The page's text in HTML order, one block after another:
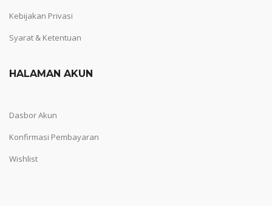
Kebijakan Privasi
Syarat & Ketentuan
HALAMAN AKUN
Dasbor Akun
Konfirmasi Pembayaran
Wishlist